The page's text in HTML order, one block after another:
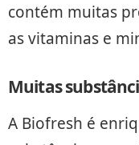
contém muitas
as vitaminas e
Muitas
A Biofresh é